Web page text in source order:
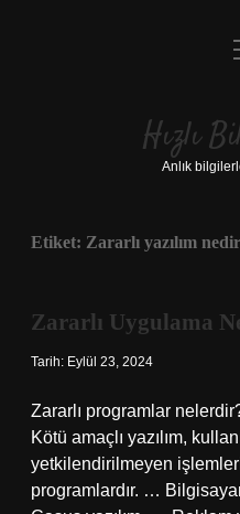
Hızlı
Anlık
Etiket: Zararlı yazılım
Zararlı Uygulama
Tarih: Eylül 23, 2024
Zararlı programlar
Kötü amaçlı yazılım,
yetkilendirilmeyen
programlardır. …